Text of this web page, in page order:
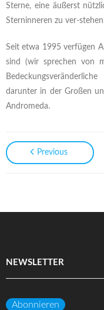
Sterne, eine äußerst
Sterninneren zu ver-
Seit etwa 1995 verfügen
sind (wir sprechen von
darunter in der Großen
Andromeda.
Previous
NEWSLETTER
Abonnieren